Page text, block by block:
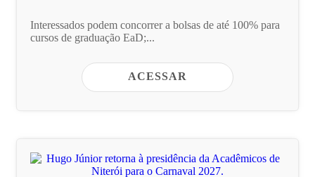
Interessados podem concorrer a bolsas de até 100% para
cursos de graduação EaD;...
ACESSAR